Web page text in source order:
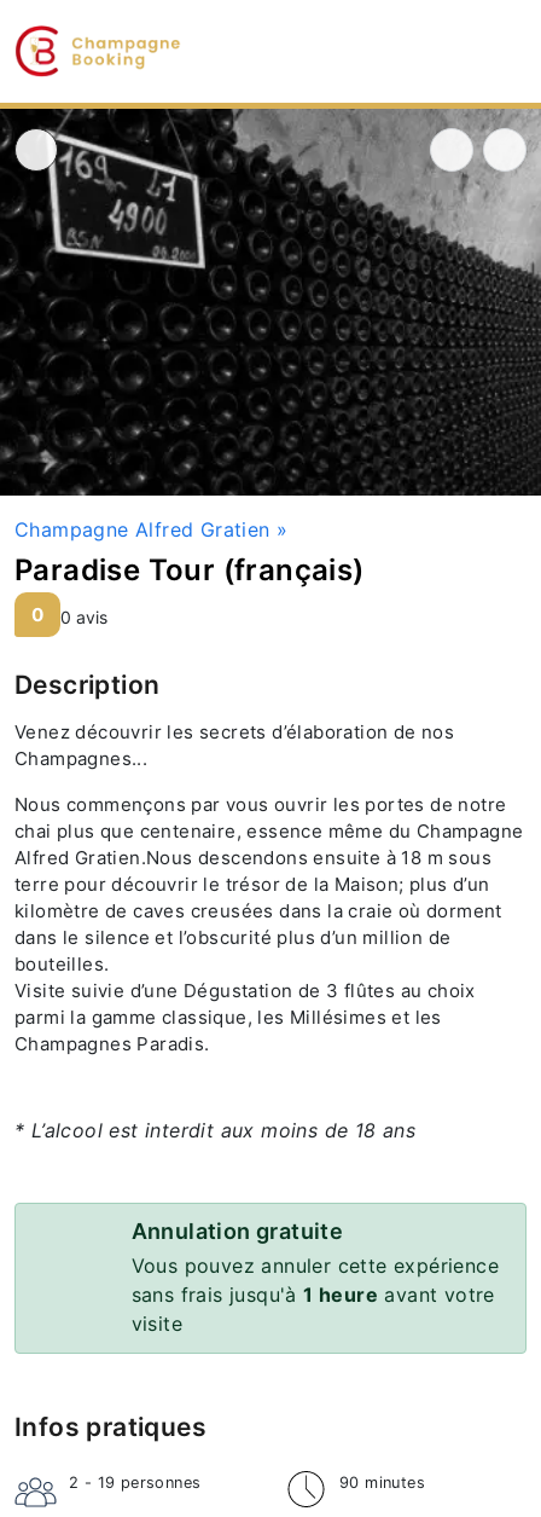
Champagne Alfred Gratien »
Paradise Tour (français)
0 0 avis
Description
Venez découvrir les secrets d’élaboration de nos
Champagnes...
Nous commençons par vous ouvrir les portes de notre
chai plus que centenaire, essence même du Champagne
Alfred Gratien.Nous descendons ensuite à 18 m sous
terre pour découvrir le trésor de la Maison; plus d’un
kilomètre de caves creusées dans la craie où dorment
dans le silence et l’obscurité plus d’un million de
bouteilles.
Visite suivie d’une Dégustation de 3 flûtes au choix
parmi la gamme classique, les Millésimes et les
Champagnes Paradis.
* L’alcool est interdit aux moins de 18 ans
Annulation gratuite
Vous pouvez annuler cette expérience
sans frais jusqu'à1 heure avant votre
visite
Infos pratiques
2 - 19 personnes 90 minutes